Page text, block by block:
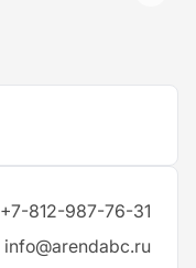
+7-812-987-76-31
info@arendabc.ru